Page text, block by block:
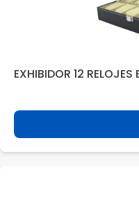
EXHIBIDOR 12